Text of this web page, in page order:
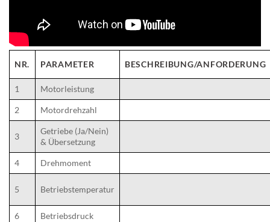
NR. PARAMETER BESCHREIBUNG/ANFORDERUNG
1 Motorleistung
2 Motordrehzahl
3
Getriebe (Ja/Nein)
& Übersetzung
4 Drehmoment
5 Betriebstemperatur
6 Betriebsdruck